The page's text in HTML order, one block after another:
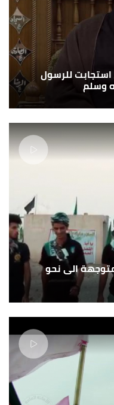
للرسول
وسلم
الى نحو